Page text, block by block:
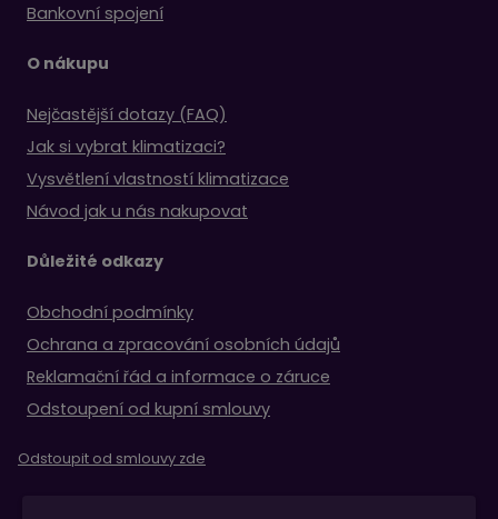
Bankovní spojení
O nákupu
Nejčastější dotazy (FAQ)
Jak si vybrat klimatizaci?
Vysvětlení vlastností klimatizace
Návod jak u nás nakupovat
Důležité odkazy
Obchodní podmínky
Ochrana a zpracování osobních údajů
Reklamační řád a informace o záruce
Odstoupení od kupní smlouvy
Odstoupit od smlouvy zde